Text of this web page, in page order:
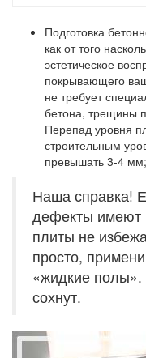
Подготовка
как от того
эстетическое
покрывающего
не требует
бетона, трещины
Перепад уровня
строительным
превышать 3-4 мм;
Наша справка!
дефекты имеют
плиты не
просто,
«жидкие полы».
сохнут.